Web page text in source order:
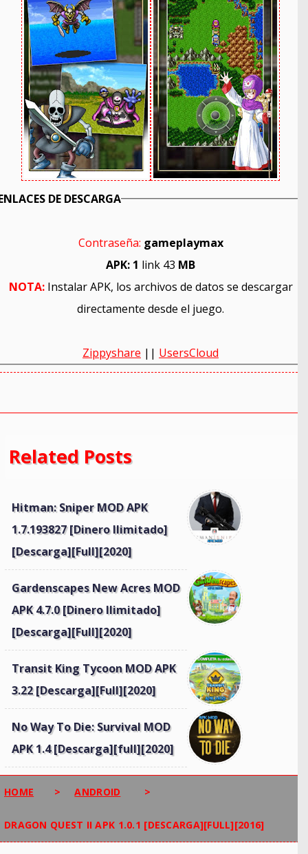
DE DESCARGA
Contraseña: gameplaymax
APK: 1 link 43 MB
NOTA:Instalar APK, los archivos de datos se descargar
directamente desde el juego.
Zippyshare || UsersCloud
Related Posts
Hitman: Sniper MOD APK
1.7.193827 [Dinero Ilimitado]
[Descarga][Full][2020]
Gardenscapes New Acres MOD
APK 4.7.0 [Dinero Ilimitado]
[Descarga][Full][2020]
Transit King Tycoon MOD APK
3.22 [Descarga][Full][2020]
No Way To Die: Survival MOD
APK 1.4 [Descarga][full][2020]
HOME > ANDROID >
DRAGON QUEST II APK 1.0.1 [DESCARGA][FULL][2016]